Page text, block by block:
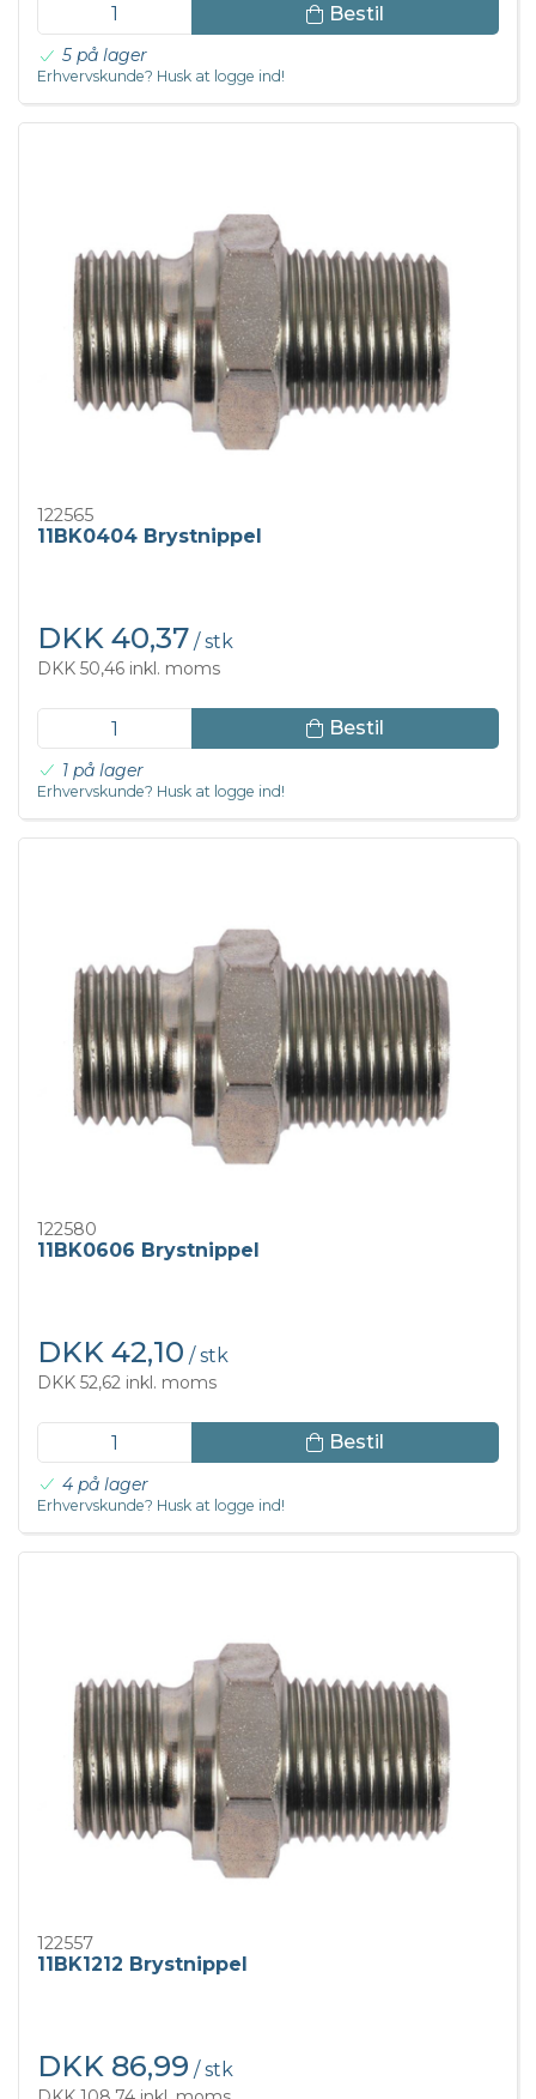
Bestil
5 på lager
Erhvervskunde? Husk at logge ind!
122565
11BK0404 Brystnippel
DKK 40,37 / stk
DKK 50,46 inkl. moms
Bestil
1 på lager
Erhvervskunde? Husk at logge ind!
122580
11BK0606 Brystnippel
DKK 42,10 / stk
DKK 52,62 inkl. moms
Bestil
4 på lager
Erhvervskunde? Husk at logge ind!
122557
11BK1212 Brystnippel
DKK 86,99 / stk